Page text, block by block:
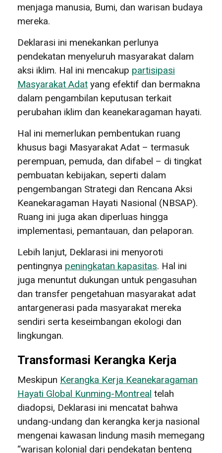
menjaga manusia, Bumi, dan warisan budaya
mereka.
Deklarasi ini menekankan perlunya
pendekatan menyeluruh masyarakat dalam
aksi iklim. Hal ini mencakup partisipasi
Masyarakat Adat yang efektif dan bermakna
dalam pengambilan keputusan terkait
perubahan iklim dan keanekaragaman hayati.
Hal ini memerlukan pembentukan ruang
khusus bagi Masyarakat Adat – termasuk
perempuan, pemuda, dan difabel – di tingkat
pembuatan kebijakan, seperti dalam
pengembangan Strategi dan Rencana Aksi
Keanekaragaman Hayati Nasional (NBSAP).
Ruang ini juga akan diperluas hingga
implementasi, pemantauan, dan pelaporan.
Lebih lanjut, Deklarasi ini menyoroti
pentingnya peningkatan kapasitas. Hal ini
juga menuntut dukungan untuk pengasuhan
dan transfer pengetahuan masyarakat adat
antargenerasi pada masyarakat mereka
sendiri serta keseimbangan ekologi dan
lingkungan.
Transformasi Kerangka Kerja
Meskipun Kerangka Kerja Keanekaragaman
Hayati Global Kunming-Montreal telah
diadopsi, Deklarasi ini mencatat bahwa
undang-undang dan kerangka kerja nasional
mengenai kawasan lindung masih memegang
“warisan kolonial dari pendekatan benteng